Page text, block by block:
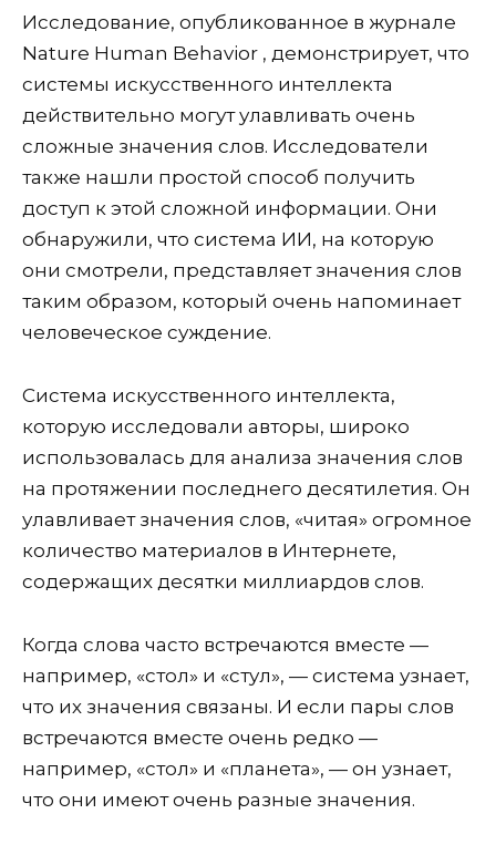
Исследование, опубликованное в журнале
Nature Human Behavior , демонстрирует, что
системы искусственного интеллекта
действительно могут улавливать очень
сложные значения слов. Исследователи
также нашли простой способ получить
доступ к этой сложной информации. Они
обнаружили, что система ИИ, на которую
они смотрели, представляет значения слов
таким образом, который очень напоминает
человеческое суждение.
Система искусственного интеллекта,
которую исследовали авторы, широко
использовалась для анализа значения слов
на протяжении последнего десятилетия. Он
улавливает значения слов, «читая» огромное
количество материалов в Интернете,
содержащих десятки миллиардов слов.
Когда слова часто встречаются вместе —
например, «стол» и «стул», — система узнает,
что их значения связаны. И если пары слов
встречаются вместе очень редко —
например, «стол» и «планета», — он узнает,
что они имеют очень разные значения.